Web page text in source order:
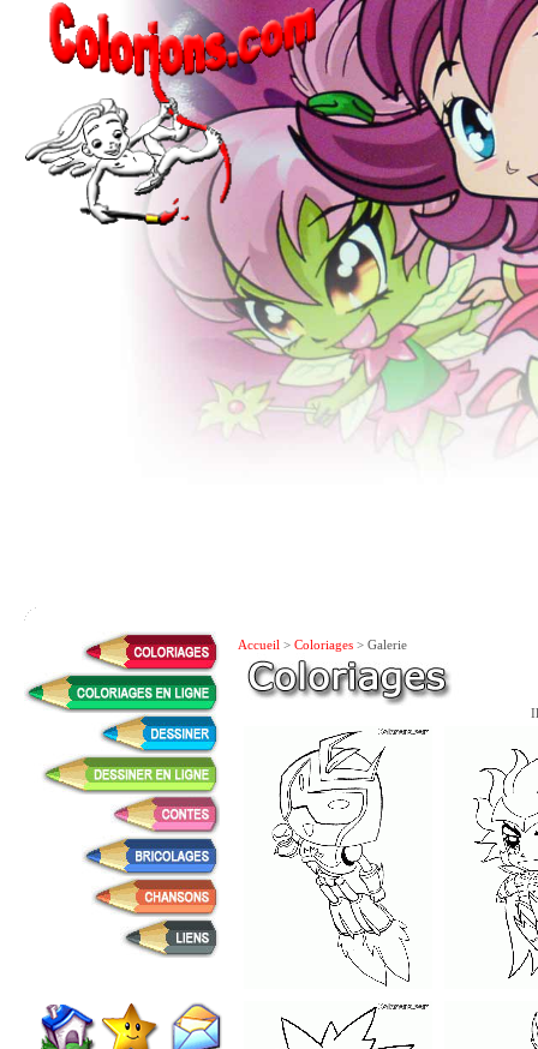
Accueil > Coloriages > Galerie